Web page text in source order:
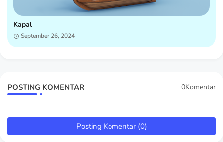
Kapal
September 26, 2024
POSTING KOMENTAR 0Komentar
Posting Komentar (0)